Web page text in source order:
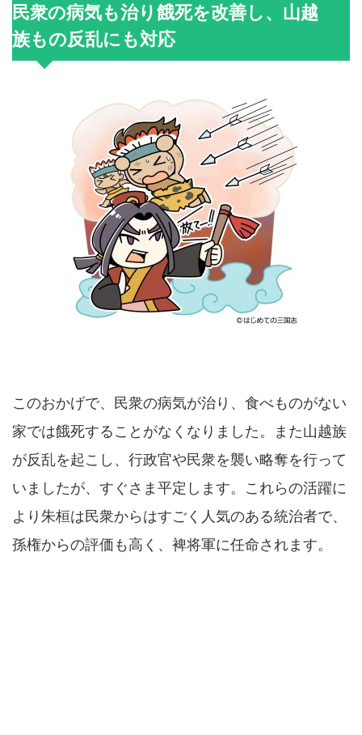
民衆の病気も治り餓死を改善し、山越
族もの反乱にも対応
このおかげで、民衆の病気が治り、食べものがない
家では餓死することがなくなりました。また山越族
が反乱を起こし、行政官や民衆を襲い略奪を行って
いましたが、すぐさま平定します。これらの活躍に
より朱桓は民衆からはすごく人気のある統治者で、
孫権からの評価も高く、裨将軍に任命されます。